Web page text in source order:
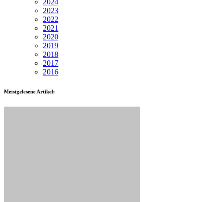
2024
2023
2022
2021
2020
2019
2018
2017
2016
Meistgelesene Artikel: